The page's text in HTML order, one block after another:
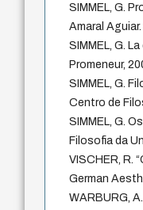
SIMMEL, G.
Amaral
SIMMEL, G.
Promeneur,
SIMMEL, G.
Centro de
SIMMEL, G.
Filosofia da
VISCHER, R.
German
WARBURG,